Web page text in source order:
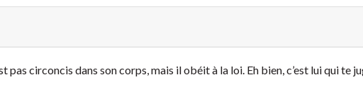
pas circoncis dans son corps, mais il obéit à la loi. Eh bien, c’est lui qui te